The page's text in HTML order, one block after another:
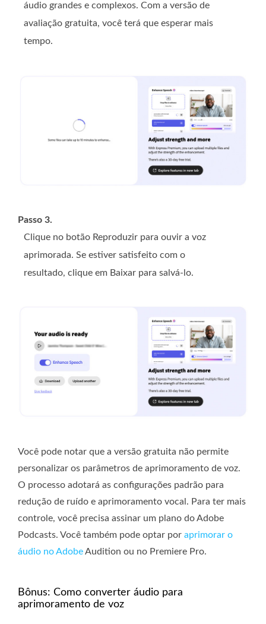
áudio grandes e complexos. Com a versão de
avaliação gratuita, você terá que esperar mais
tempo.
Passo 3.
Clique no botão Reproduzir para ouvir a voz
aprimorada. Se estiver satisfeito com o
resultado, clique em Baixar para salvá-lo.
Você pode notar que a versão gratuita não permite
personalizar os parâmetros de aprimoramento de voz.
O processo adotará as configurações padrão para
redução de ruído e aprimoramento vocal. Para ter mais
controle, você precisa assinar um plano do Adobe
Podcasts. Você também pode optar por aprimorar o
áudio no AdobeAudition ou no Premiere Pro.
Bônus: Como converter áudio para
aprimoramento de voz